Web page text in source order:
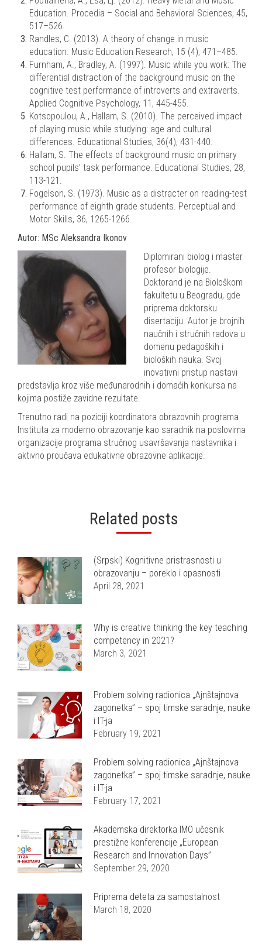
Education. Procedia – Social and Behavioral Sciences, 45,
517–526.
Randles, C. (2013). A theory of change in music
education. Music Education Research, 15 (4), 471–485.
Furnham, A., Bradley, A. (1997). Music while you work: The
differential distraction of the background music on the
cognitive test performance of introverts and extraverts.
Applied Cognitive Psychology, 11, 445-455.
Kotsopoulou, A., Hallam, S. (2010). The perceived impact
of playing music while studying: age and cultural
differences. Educational Studies, 36(4), 431-440.
Hallam, S. The effects of background music on primary
school pupils’ task performance. Educational Studies, 28,
113-121.
Fogelson, S. (1973). Music as a distracter on reading-test
performance of eighth grade students. Perceptual and
Motor Skills, 36, 1265-1266.
Autor: MSc Aleksandra Ikonov
Diplomirani biolog i master
profesor biologije.
Doktorand je na Biološkom
fakultetu u Beogradu, gde
priprema doktorsku
disertaciju. Autor je brojnih
naučnih i stručnih radova u
domenu pedagoških i
bioloških nauka. Svoj
inovativni pristup nastavi
predstavlja kroz više međunarodnih i domaćih konkursa na
kojima postiže zavidne rezultate.
Trenutno radi na poziciji koordinatora obrazovnih programa
Instituta za moderno obrazovanje kao saradnik na poslovima
organizacije programa stručnog usavršavanja nastavnika i
aktivno proučava edukativne obrazovne aplikacije.
Related posts
(Srpski) Kognitivne pristrasnosti u
obrazovanju – poreklo i opasnosti
April 28, 2021
Why is creative thinking the key teaching
competency in 2021?
March 3, 2021
Problem solving radionica „Ajnštajnova
zagonetka” – spoj timske saradnje, nauke
i IT-ja
February 19, 2021
Problem solving radionica „Ajnštajnova
zagonetka” – spoj timske saradnje, nauke
i IT-ja
February 17, 2021
Akademska direktorka IMO učesnik
prestižne konferencije „European
Research and Innovation Days”
September 29, 2020
Priprema deteta za samostalnost
March 18, 2020